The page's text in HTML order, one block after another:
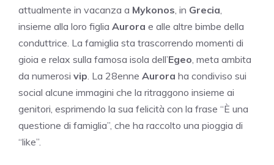
attualmente in vacanza a Mykonos, in Grecia,
insieme alla loro figlia Aurora e alle altre bimbe della
conduttrice. La famiglia sta trascorrendo momenti di
gioia e relax sulla famosa isola dell’Egeo, meta ambita
da numerosi vip. La 28enne Aurora ha condiviso sui
social alcune immagini che la ritraggono insieme ai
genitori, esprimendo la sua felicità con la frase “È una
questione di famiglia”, che ha raccolto una pioggia di
“like”.